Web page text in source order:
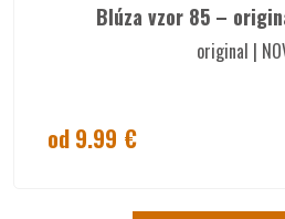
Blúza vzor 85 –
original |
od 9.99 €